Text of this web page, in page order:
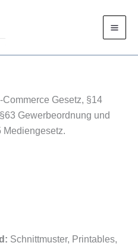
Commerce Gesetz, §14
Gewerbeordnung und
Mediengesetz.
Schnittmuster, Printables,